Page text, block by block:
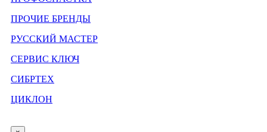
ПРОЧИЕ БРЕНДЫ
РУССКИЙ МАСТЕР
СЕРВИС КЛЮЧ
СИБРТЕХ
ЦИКЛОН